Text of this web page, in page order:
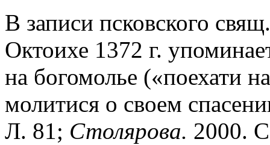
В записи псковского
Октоихе 1372 г.
на богомолье («поехати
молитися о своем
Л. 81; Столярова. 2000.